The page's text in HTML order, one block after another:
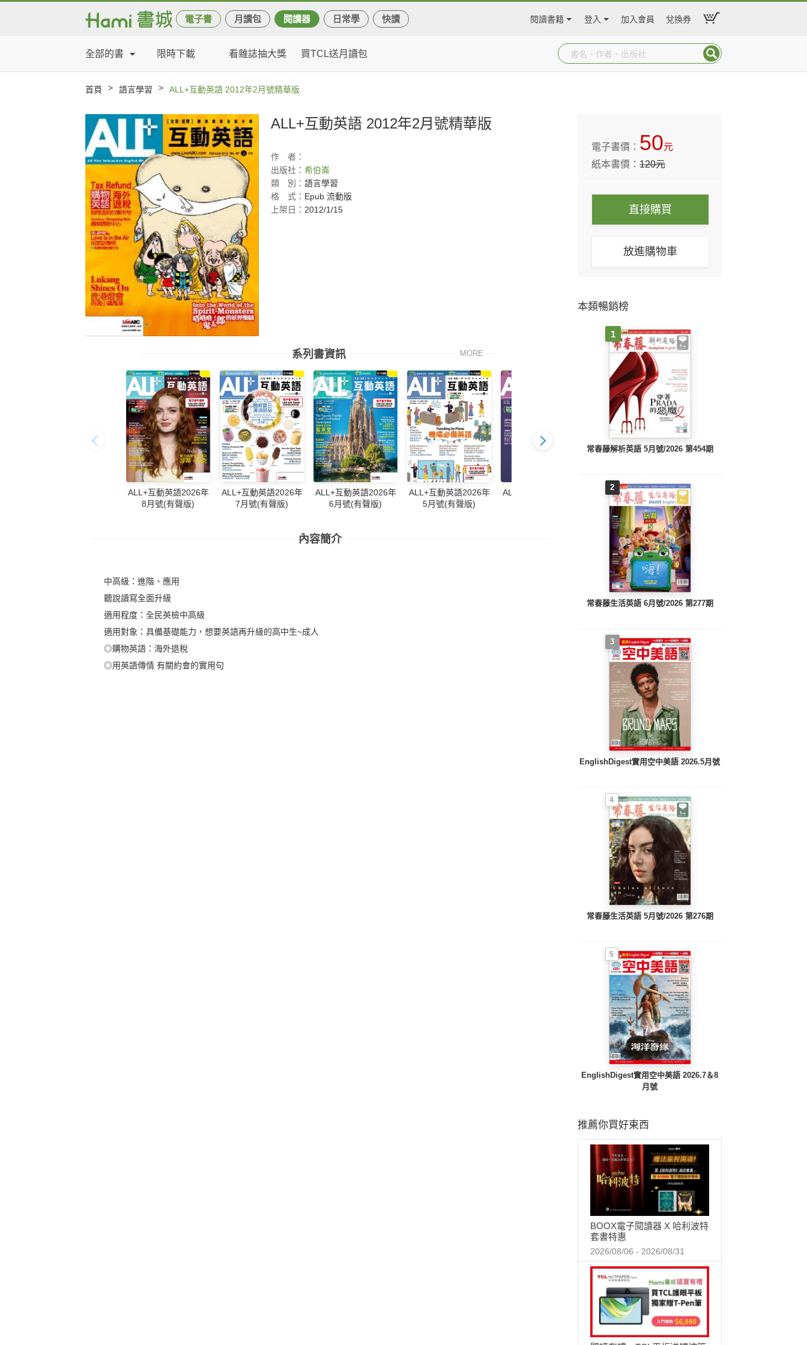
電子書 月讀包 閱讀器 日常學 快讀 閱讀書籍 登入 加入會員 兌換券
全部的書 限時下載 看雜誌抽大獎 買TCL送月讀包
首頁 > 語言學習 > ALL+互動英語 2012年2月號精華版
ALL+互動英語 2012年2月號精華版
作
者：
出版社： 希伯崙
類
別： 語言學習
格
式： Epub 流動版
上架日： 2012/1/15
系列書資訊 MORE
ALL+互動英語2026年
8月號(有聲版)
ALL+互動英語2026年
7月號(有聲版)
ALL+互動英語2026年
6月號(有聲版)
ALL+互動英語2026年
5月號(有聲版)
ALL+互動英語2026年
ALL+互動英語2026年
3月號(有聲版)
內容簡介
中高級：進階、應用
聽說讀寫全面升級
適用程度：全民英檢中高級
適用對象：具備基礎能力，想要英語再升級的高中生~成人
◎購物英語：海外退稅
◎用英語傳情 有關約會的實用句
電子書價： 50元
紙本書價：120元
直接購買
放進購物車
本類暢銷榜
1
常春藤解析英語 5月號/2026 第454期
2
常春藤生活英語 6月號/2026 第277期
3
EnglishDigest實用空中美語 2026.5月號
4
常春藤生活英語 5月號/2026 第276期
5
EnglishDigest實用空中美語 2026.7＆8
月號
推薦你買好東西
BOOX電子閱讀器 X 哈利波特
套書特惠
2026/08/06 - 2026/08/31